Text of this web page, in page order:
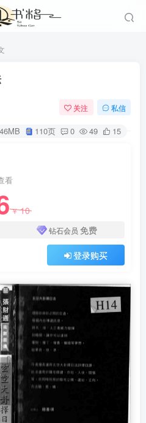
关注 私信
110页 0 49 15
看
￥10
钻石会员 免费
登录购买